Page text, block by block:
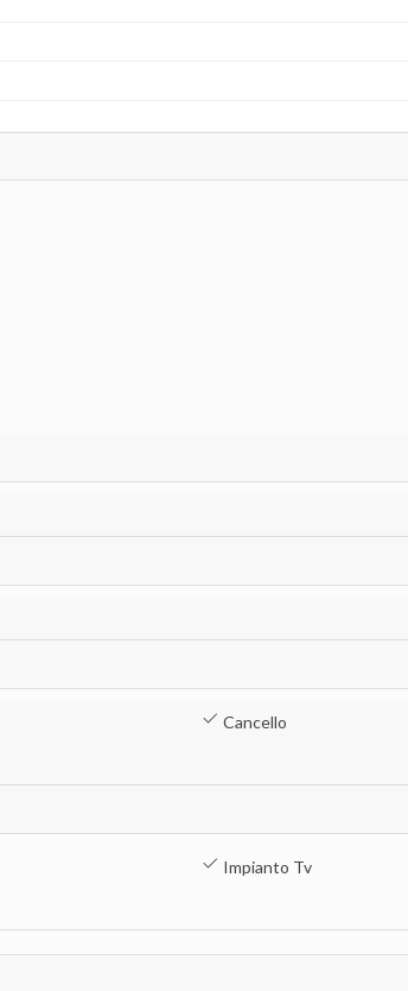
Cancello
Impianto Tv